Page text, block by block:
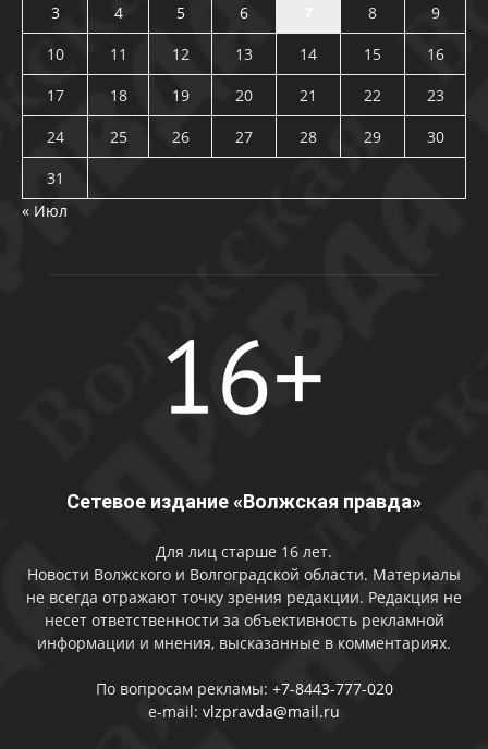
3
4 5 6 8
9
10
11 12 13 14 15
16
17
18 19 20 21 22
23
24
25 26 27 28 29
30
31
« Июл
Сетевое издание «Волжская правда»
Для лиц старше 16 лет.
Новости Волжского и Волгоградской области. Материалы
не всегда отражают точку зрения редакции. Редакция не
несет ответственности за объективность рекламной
информации и мнения, высказанные в комментариях.
По вопросам рекламы: +7-8443-777-020
e-mail: vlzpravda@mail.ru